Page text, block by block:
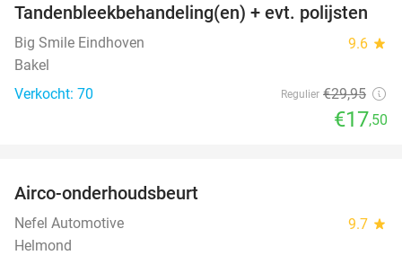
42%
Tandenbleekbehandeling(en) + evt. polijsten
Big Smile Eindhoven 9.6 star
Bakel
Verkocht: 70
Regulier €29,95
€17,50
Airco-onderhoudsbeurt
Nefel Automotive 9.7 star
Helmond